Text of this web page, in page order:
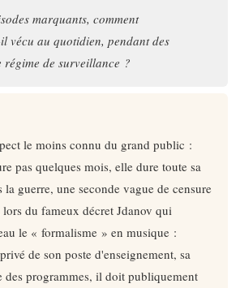
marquants, comment
vécu au quotidien, pendant des
régime de surveillance ?
le moins connu du grand public :
pas quelques mois, elle dure toute sa
guerre, une seconde vague de censure
du fameux décret Jdanov qui
le « formalisme » en musique :
de son poste d'enseignement, sa
des programmes, il doit publiquement